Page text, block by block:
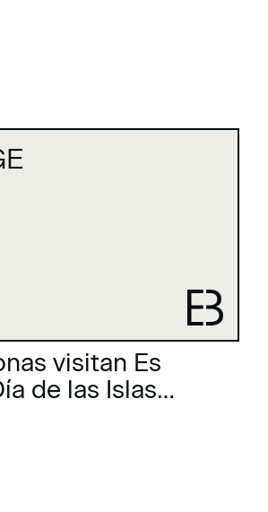
visitan Es
de las Islas